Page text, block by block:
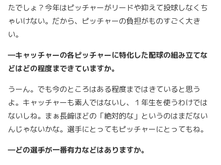
たでしょ？今年はピッチャーがリードや抑えて投球しなくち
ゃいけない。だから、ピッチャーの負担がものすごく大き
い。
―キャッチャーの各ピッチャーに特化した配球の組み立てな
どはどの程度まできていますか。
うーん。でも今のところはある程度まではきていると思う
よ。キャッチャーも素人ではないし、１年生を使うわけでは
ないしね。まぁ長﨑ほどの「絶対的な」というのはまだない
んじゃないかな。選手にとってもピッチャーにとってもね。
―どの選手が一番有力などはありますか。